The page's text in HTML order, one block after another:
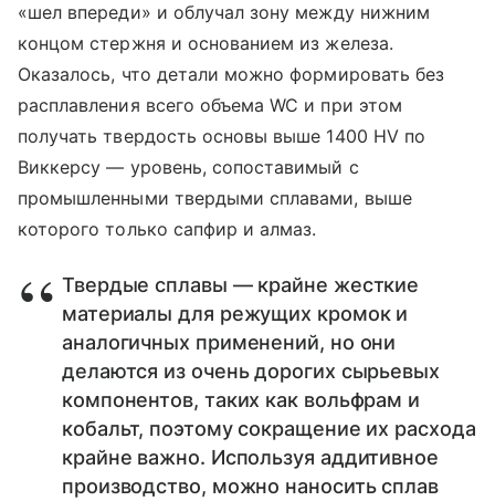
«шел впереди» и облучал зону между нижним
концом стержня и основанием из железа.
Оказалось, что детали можно формировать без
расплавления всего объема WC и при этом
получать твердость основы выше 1400 HV по
Виккерсу — уровень, сопоставимый с
промышленными твердыми сплавами, выше
которого только сапфир и алмаз.
Твердые сплавы — крайне жесткие
материалы для режущих кромок и
аналогичных применений, но они
делают­ся из очень дорогих сырьевых
компонентов, таких как вольфрам и
кобальт, поэтому сокращение их расхода
крайне важно. Используя аддитивное
производство, можно наносить сплав